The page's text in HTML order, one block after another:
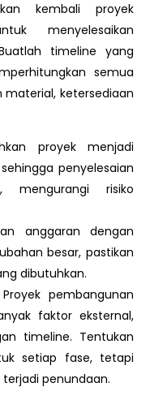
kembali proyek
menyelesaikan
timeline yang
semua
material, ketersediaan
proyek menjadi
penyelesaian
mengurangi risiko
anggaran dengan
besar, pastikan
dibutuhkan.
Proyek pembangunan
faktor eksternal,
timeline. Tentukan
setiap fase, tetapi
penundaan.